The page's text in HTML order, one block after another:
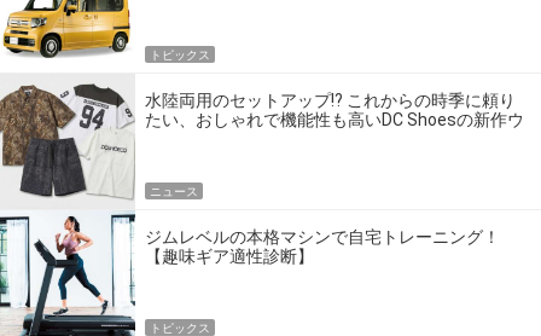
トピックス
水陸両用のセットアップ!? これからの時季に頼り
たい、おしゃれで機能性も高いDC Shoesの新作ウ
ニュース
ジムレベルの本格マシンで自宅トレーニング！
【趣味ギア適性診断】
トピックス